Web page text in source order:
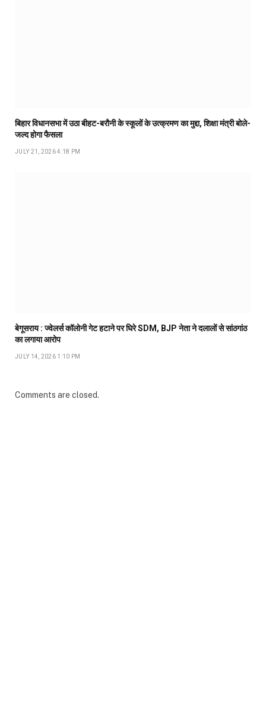
बिहार विधानसभा में उठा बीहट-बरौनी के स्कूलों के उत्क्रमण का मुद्दा, शिक्षा मंत्री बोले-
जल्द होगा फैसला
JULY 21, 2026 4:18 PM
बेगूसराय : ज्वेलर्स कॉलोनी गेट हटाने पर घिरे SDM, BJP नेता ने दलालों से सांठगांठ
का लगाया आरोप
JULY 14, 2026 1:10 PM
Comments are closed.